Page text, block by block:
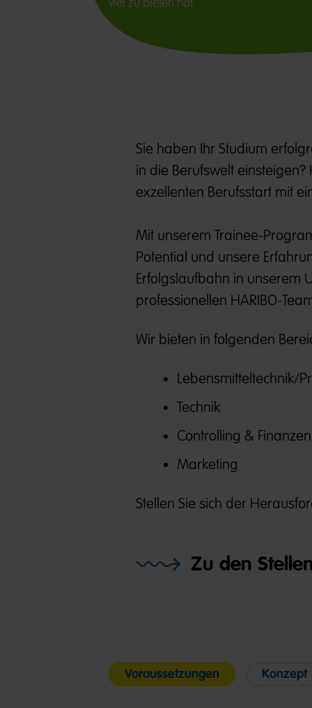
viel zu bieten hat.
Sie haben Ihr Studium
in die Berufswelt
exzellenten Berufsstart mit
Mit unserem Trainee-
Potential und unsere
Erfolgslaufbahn in unserem
professionellen HARIBO-
Wir bieten in folgenden
Lebensmitteltechnik/
Technik
Controlling & Finanzen
Marketing
Stellen Sie sich der
Zu den
Voraussetzungen Konzept